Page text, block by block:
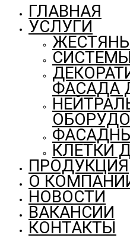
ГЛАВНАЯ
УСЛУГИ
ФАСАДА
КЛЕТКИ
ПРОДУКЦИЯ
О
НОВОСТИ
ВАКАНСИИ
КОНТАКТЫ